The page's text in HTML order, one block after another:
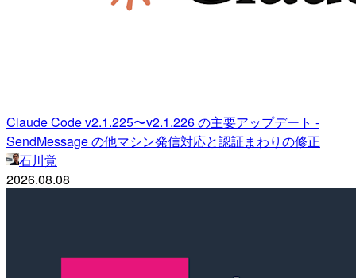
Claude Code v2.1.225〜v2.1.226 の主要アップデート -
SendMessage の他マシン発信対応と認証まわりの修正
石川覚
2026.08.08